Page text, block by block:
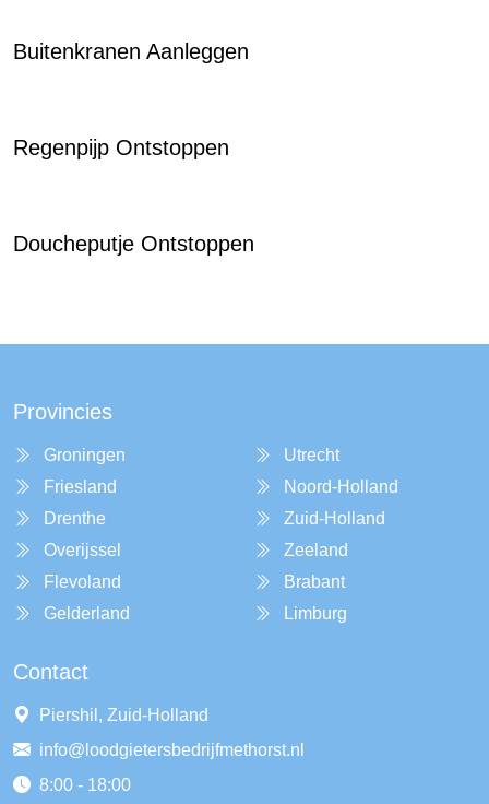
Buitenkranen Aanleggen
Regenpijp Ontstoppen
Doucheputje Ontstoppen
Provincies
Groningen
Friesland
Drenthe
Overijssel
Flevoland
Gelderland
Utrecht
Noord-Holland
Zuid-Holland
Zeeland
Brabant
Limburg
Contact
Piershil, Zuid-Holland
info@loodgietersbedrijfmethorst.nl
8:00 - 18:00